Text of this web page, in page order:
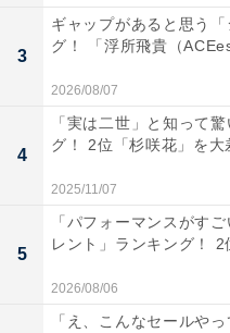
3
ギャップがあると思う
グ！ 「浮所飛貴（
2026/08/07
4
「実は二世」と知って
グ！ 2位「杉咲花」を大
2025/11/07
5
「パフォーマンスがす
レント」ランキング！ 2
2026/08/06
「え、こんなセールや